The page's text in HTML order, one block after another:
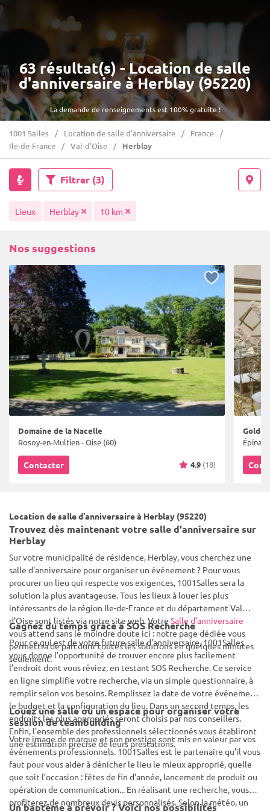
La demande de renseignements est 100% gratuite !
63 résultat(s) - Location de salle
d'anniversaire à Herblay (95220)
1001 Salles Location de salle d'anniversaire
France
Ile-de-France
Val-d'Oise Herblay
Filtrer (3)
Lieux Herblay 10 km
Nos suggestions
Domaine de la Nacelle
Rosoy-en-Multien - Oise (60)
Contacter 4.9 (18)
Location de salle d'anniversaire à Herblay (95220)
Trouvez dès maintenant votre salle d'anniversaire sur
Herblay
Sur votre municipalité de résidence, Herblay, vous cherchez une
salle d'anniversaire pour organiser un événement ? Pour vous
procurer un lieu qui respecte vos exigences, 1001Salles sera la
solution la plus avantageuse. Tous les lieux à louer les plus
intéressants de la région Ile-de-France et du département Val
d'Oise sont listés via notre site web. Votre Salle d'anniversaire
vous attend sans le moindre doute ici : notre page dédiée vous
permettra de parcourir toutes les solutions en quelques minutes
seulement.
Gagnez du temps grâce à SOS Recherche
Pour ce qui est de votre future salle d'anniversaire, 1001Salles
vous donne l’opportunité de trouver encore plus facilement
l’endroit dont vous rêviez, en testant SOS Recherche. Ce service
en ligne simplifie votre recherche, via un simple questionnaire, à
remplir selon vos besoins. Remplissez la date de votre événement,
le budget et la configuration du lieu. Dans un second temps, les
endroits les plus appropriés seront choisis par nos conseillers.
Enfin, l’ensemble des professionnels sélectionnés vous établiront
une estimation précise de leurs prestations.
Louez une salle ou un espace pour organiser votre
session de teambuilding
Votre image de marque et son prestige sont mis en valeur par vos
événements professionnels. 1001Salles est le partenaire qu’il vous
faut pour vous aider à dénicher le lieu le mieux approprié, quelle
que soit l’occasion : fêtes de fin d'année, lancement de produit ou
opération de communication... En réalisant une recherche, vous
profiterez de nombreux devis personnalisés. Selon la météo, un
Un baptême à prévoir ? Voici nos possibilités